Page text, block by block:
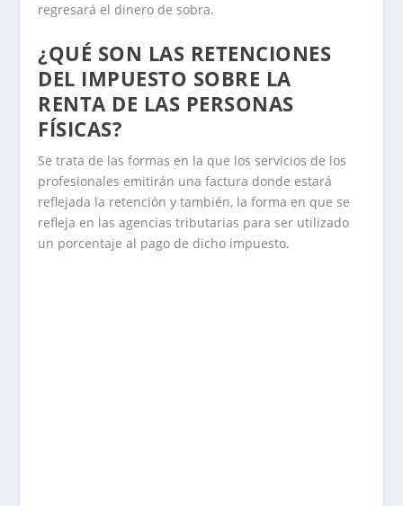
regresará el dinero de sobra.
¿QUÉ SON LAS RETENCIONES
DEL IMPUESTO SOBRE LA
RENTA DE LAS PERSONAS
FÍSICAS?
Se trata de las formas en la que los servicios de los
profesionales emitirán una factura donde estará
reflejada la retención y también, la forma en que se
refleja en las agencias tributarias para ser utilizado
un porcentaje al pago de dicho impuesto.